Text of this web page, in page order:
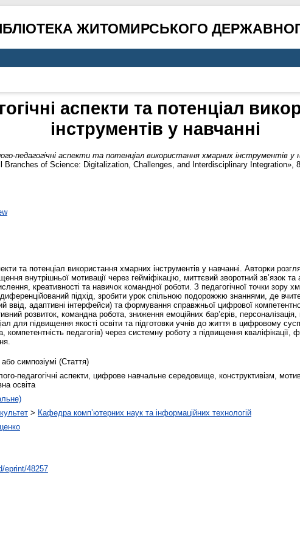
ЖИТОМИРСЬКОГО
аспекти та потенціал
інструментів у навчанні
педагогічні аспекти та потенціал використання хмарних інструментів у
Branches of Science: Digitalization, Challenges, and Interdisciplinary Integration»,
та потенціал використання хмарних інструментів у навчанні. Авторки
внутрішньої мотивації через гейміфікацію, миттєвий зворотний зв’язок та
креативності та навичок командної роботи. З педагогічної точки зору
диференційований підхід, зробити урок спільною подорожжю знаннями, де
ввід, адаптивні інтерфейси) та формування справжньої цифрової
розвиток, командна робота, зниження емоційних бар’єрів,
для підвищення якості освіти та підготовки учнів до життя в цифровому
компетентність педагогів) через системну роботу з підвищення
симпозіумі (Стаття)
педагогічні аспекти, цифрове навчальне середовище, конструктивізм,
освіта
> Кафедра комп’ютерних наук та інформаційних технологій
eprint/48257